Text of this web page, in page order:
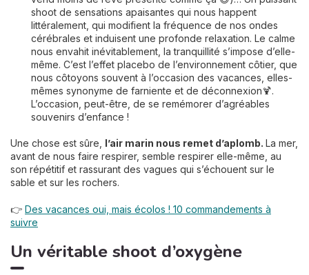
shoot de sensations apaisantes qui nous happent
littéralement, qui modifient la fréquence de nos ondes
cérébrales et induisent une profonde relaxation. Le calme
nous envahit inévitablement, la tranquillité s’impose d’elle-
même. C’est l’effet placebo de l’environnement côtier, que
nous côtoyons souvent à l’occasion des vacances, elles-
mêmes synonyme de farniente et de déconnexion🍹.
L’occasion, peut-être, de se remémorer d’agréables
souvenirs d’enfance !
Une chose est sûre, l’air marin nous remet d’aplomb. La mer,
avant de nous faire respirer, semble respirer elle-même, au
son répétitif et rassurant des vagues qui s’échouent sur le
sable et sur les rochers.
👉 Des vacances oui, mais écolos ! 10 commandements à
suivre
Un véritable shoot d’oxygène